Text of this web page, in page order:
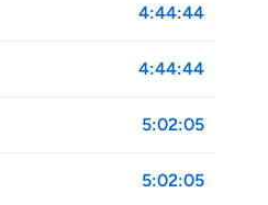
4:44:44
4:44:44
5:02:05
5:02:05